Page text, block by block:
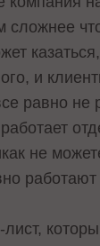
сложнее
и
равно не
не
работают